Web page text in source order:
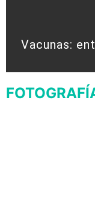
Vacunas: